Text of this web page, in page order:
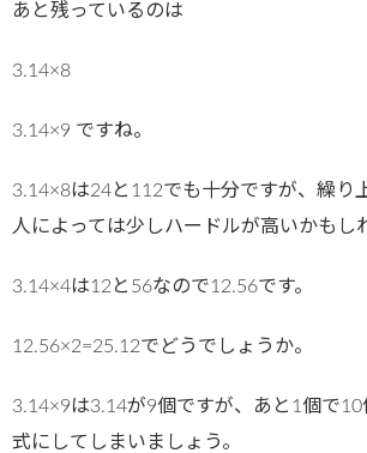
あと残っているのは
3.14×8
3.14×9 ですね。
3.14×8は24と112でも十分ですが、繰り
人によっては少しハードルが高いかもし
3.14×4は12と56なので12.56です。
12.56×2=25.12でどうでしょうか。
3.14×9は3.14が9個ですが、あと1個で
式にしてしまいましょう。